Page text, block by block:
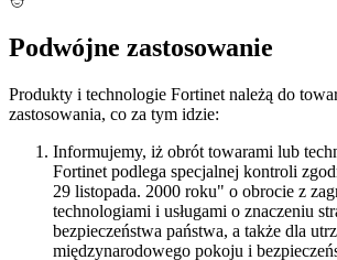
Podwójne zastosowanie
Produkty i technologie Fortinet należą do
zastosowania, co za tym idzie:
Informujemy, iż obrót towarami lub
Fortinet podlega specjalnej kontroli
29 listopada. 2000 roku" o obrocie z
technologiami i usługami o znaczeniu
bezpieczeństwa państwa, a także dla
międzynarodowego pokoju i